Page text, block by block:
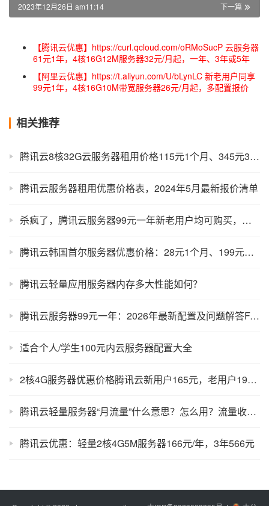
下一篇
2023年12月26日 am11:14
【腾讯云优惠】https://curl.qcloud.com/oRMoSucP 云服务器
61元1年，4核16G12M服务器32元/月起，一年、3年或5年
【阿里云优惠】https://t.aliyun.com/U/bLynLC 新老用户同享
99元1年，4核16G10M带宽服务器26元/月起，多配置报价
相关推荐
腾讯云8核32G云服务器租用价格115元1个月、345元3个月，22M公网带宽
腾讯云服务器租用优惠价格表，2024年5月最新报价清单
杀疯了，腾讯云服务器99元一年新老用户均可购买，续费不涨价！
腾讯云韩国首尔服务器优惠价格：28元1个月、199元一年
腾讯云轻量应用服务器内存多大性能如何？
腾讯云服务器99元一年：2026年最新配置及问题解答FAQ
适合个人/学生100元内云服务器配置大全
2核4G服务器优惠价格腾讯云新用户165元，老用户199元一年
腾讯云轻量服务器“月流量”什么意思？怎么用？流量收费？
腾讯云优惠：轻量2核4G5M服务器166元/年，3年566元